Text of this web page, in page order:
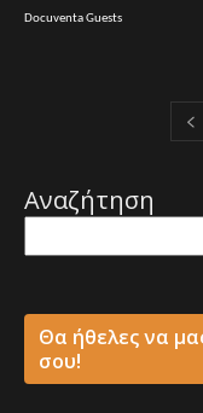
Docuventa Guests
Αναζήτηση
Θα ήθελες να
σου!